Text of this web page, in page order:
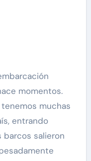
momentos.
muchas
entrando
salieron